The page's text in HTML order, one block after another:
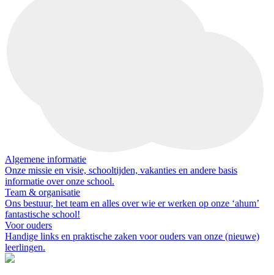
Algemene informatie
Onze missie en visie, schooltijden, vakanties en andere basis
informatie over onze school.
Team & organisatie
Ons bestuur, het team en alles over wie er werken op onze ‘ahum’
fantastische school!
Voor ouders
Handige links en praktische zaken voor ouders van onze (nieuwe)
leerlingen.